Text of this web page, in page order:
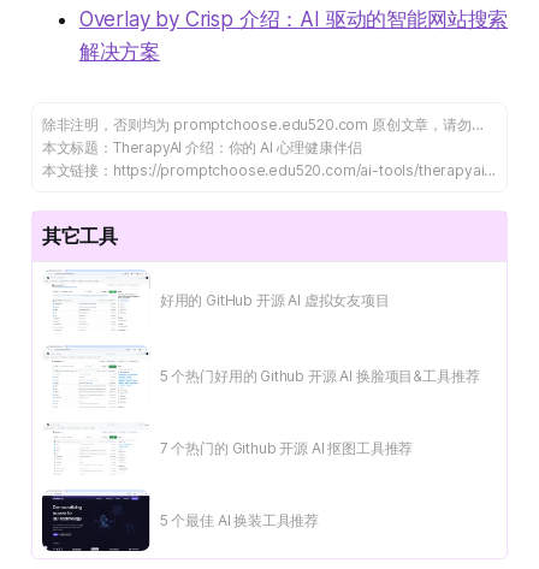
Overlay by Crisp 介绍：AI 驱动的智能网站搜索
解决方案
除非注明，否则均为 promptchoose.edu520.com 原创文章，请勿转载谢谢！
本文标题： TherapyAI 介绍：你的 AI 心理健康伴侣
本文链接： https://promptchoose.edu520.com/ai-tools/therapyai-ai/
其它工具
好用的 GitHub 开源 AI 虚拟女友项目
5 个热门好用的 Github 开源 AI 换脸项目&工具推荐
7 个热门的 Github 开源 AI 抠图工具推荐
5 个最佳 AI 换装工具推荐